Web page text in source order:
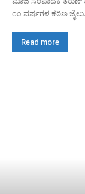
೧೦ ವರ್ಷಗಳ ಕಠಿಣ
Read more